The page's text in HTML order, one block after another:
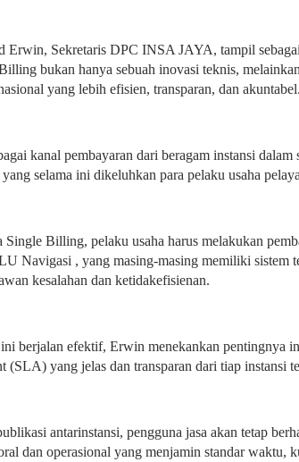
Erwin, Sekretaris DPC INSA JAYA, tampil
bukan hanya sebuah inovasi teknis,
yang lebih efisien, transparan, dan akuntabel.
kanal pembayaran dari beragam instansi
selama ini dikeluhkan para pelaku usaha
Billing, pelaku usaha harus melakukan
Navigasi , yang masing-masing memiliki sistem
kesalahan dan ketidakefisienan.
berjalan efektif, Erwin menekankan pentingnya
(SLA) yang jelas dan transparan dari tiap instansi
antarinstansi, pengguna jasa akan tetap
dan operasional yang menjamin standar waktu,